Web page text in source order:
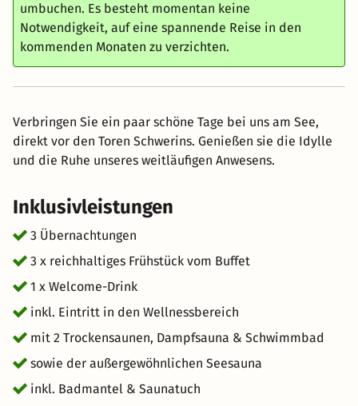
umbuchen. Es besteht momentan keine
Notwendigkeit, auf eine spannende Reise in den
kommenden Monaten zu verzichten.
Verbringen Sie ein paar schöne Tage bei uns am See,
direkt vor den Toren Schwerins. Genießen sie die Idylle
und die Ruhe unseres weitläufigen Anwesens.
Inklusivleistungen
3 Übernachtungen
3 x reichhaltiges Frühstück vom Buffet
1 x Welcome-Drink
inkl. Eintritt in den Wellnessbereich
mit 2 Trockensaunen, Dampfsauna & Schwimmbad
sowie der außergewöhnlichen Seesauna
inkl. Badmantel & Saunatuch